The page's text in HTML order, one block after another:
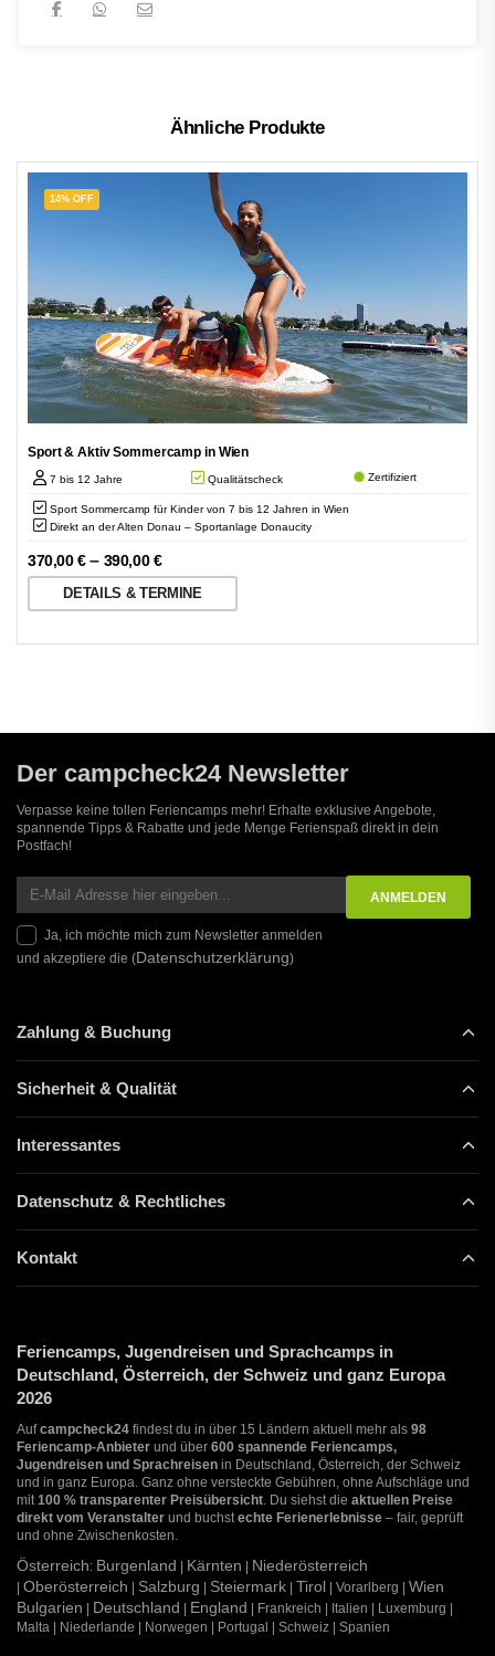
Ähnliche Produkte
14% OFF
Sport & Aktiv Sommercamp in Wien
7 bis 12 Jahre Qualitätscheck Zertifiziert
Sport Sommercamp für Kinder von 7 bis 12 Jahren in Wien
Direkt an der Alten Donau – Sportanlage Donaucity
370,00€– 390,00€
DETAILS & TERMINE
Der campcheck24 Newsletter
Verpasse keine tollen Feriencamps mehr! Erhalte exklusive Angebote,
spannende Tipps & Rabatte und jede Menge Ferienspaß direkt in dein
Postfach!
Ja, ich möchte mich zum Newsletter anmelden
und akzeptiere die (Datenschutzerklärung)
Zahlung & Buchung
Sicherheit & Qualität
Interessantes
Datenschutz & Rechtliches
Kontakt
Feriencamps, Jugendreisen und Sprachcamps in
Deutschland, Österreich, der Schweiz und ganz Europa
2026
Aufcampcheck24 findest du in über 15 Ländern aktuell mehr als 98
Feriencamp-Anbieter und über 600 spannende Feriencamps,
Jugendreisen und Sprachreisen in Deutschland, Österreich, der Schweiz
und in ganz Europa. Ganz ohne versteckte Gebühren, ohne Aufschläge und
mit100 % transparenter Preisübersicht. Du siehst die aktuellen Preise
direkt vom Veranstalter und buchstechte Ferienerlebnisse – fair, geprüft
und ohne Zwischenkosten.
Österreich: Burgenland Kärnten Niederösterreich
Oberösterreich Salzburg Steiermark Tirol | Vorarlberg | Wien
Bulgarien
Deutschland England | Frankreich | Italien | Luxemburg |
Malta | Niederlande | Norwegen | Portugal | Schweiz | Spanien